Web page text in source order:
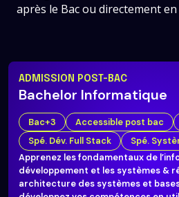
après le Bac ou directement
ADMISSION POST-BAC
Bachelor Informatique
Bac+3 Accessible post bac
Spé. Dév. Full Stack
Spé.
Apprenez les fondamentaux de
développement et les systèmes &
architecture des systèmes et